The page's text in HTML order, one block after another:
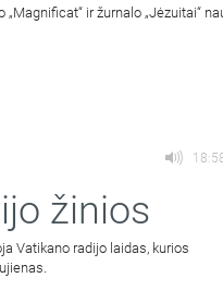
„Magnificat“ ir žurnalo „Jėzuitai“
žinios
Vatikano radijo laidas, kurios